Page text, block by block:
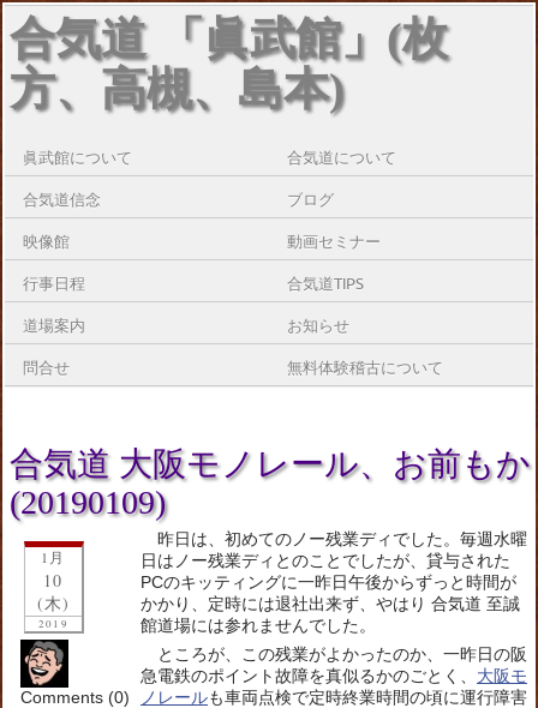
合気道 「眞武館」(枚
方、高槻、島本)
眞武館について 合気道について
合気道信念 ブログ
映像館 動画セミナー
行事日程 合気道TIPS
道場案内 お知らせ
問合せ 無料体験稽古について
合気道 大阪モノレール、お前もか
(20190109)
1月
10
(木)
2019
Comments (0)
昨日は、初めてのノー残業ディでした。毎週水曜
日はノー残業ディとのことでしたが、貸与された
PCのキッティングに一昨日午後からずっと時間が
かかり、定時には退社出来ず、やはり 合気道 至誠
館道場には参れませんでした。
ところが、この残業がよかったのか、一昨日の阪
急電鉄のポイント故障を真似るかのごとく、 大阪モ
ノレールも車両点検で定時終業時間の頃に運行障害